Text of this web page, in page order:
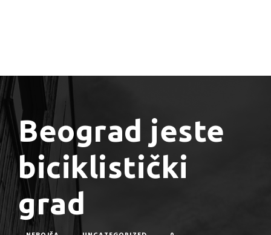
Beograd jeste
biciklistički
grad